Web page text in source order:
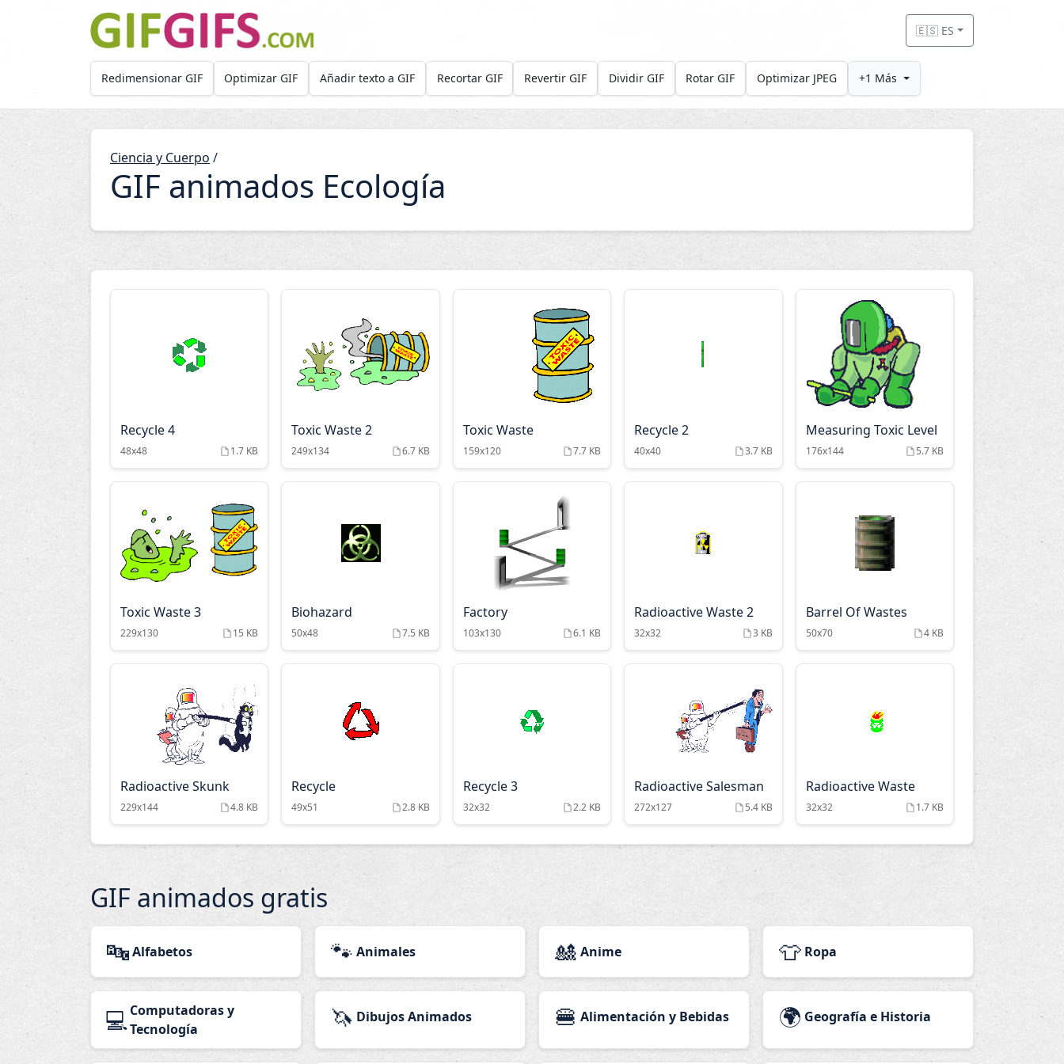
Skip to main content
🇪🇸 ES
Redimensionar GIF Optimizar GIF Añadir texto a GIF Recortar GIF Revertir GIF Dividir GIF Rotar GIF Optimizar JPEG +1 Más
Ciencia y Cuerpo /
GIF animados Ecología
Recycle 4
48x48 1.7 KB
Toxic Waste 2
249x134 6.7 KB
Toxic Waste
159x120 7.7 KB
Recycle 2
40x40 3.7 KB
Measuring Toxic Level
176x144 5.7 KB
Toxic Waste 3
229x130 15 KB
Biohazard
50x48 7.5 KB
Factory
103x130 6.1 KB
Radioactive Waste 2
32x32 3 KB
Barrel Of Wastes
50x70 4 KB
Radioactive Skunk
229x144 4.8 KB
Recycle
49x51 2.8 KB
Recycle 3
32x32 2.2 KB
Radioactive Salesman
272x127 5.4 KB
Radioactive Waste
32x32 1.7 KB
GIF animados gratis
🔤Alfabetos 🐾 Animales 🎎 Anime 👕 Ropa
💻 Computadoras y
Tecnología
🦄 Dibujos Animados 🍔 Alimentación y Bebidas 🌍 Geografía e Historia